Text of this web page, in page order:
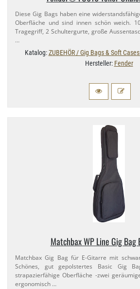
Diese Gig Bags haben eine
Oberfläche und sind innen schön weich.
Tragegriff, 2 Schultergurte, große
…
Katalog:ZUBEHÖR / Gig Bags & Soft
Hersteller: Fender
Matchbax WP Line Gig Bag
Matchbax Gig Bag für E-​Gitarre mit
Schönes, gut gepolstertes Basic Gig
strapazierfähige Oberfläche -zwei
ergonomisch …